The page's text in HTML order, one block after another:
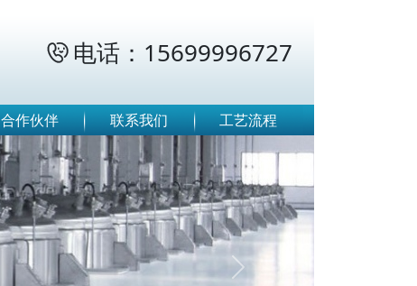
 电话：15699996727
合作伙伴 联系我们 工艺流程
Next